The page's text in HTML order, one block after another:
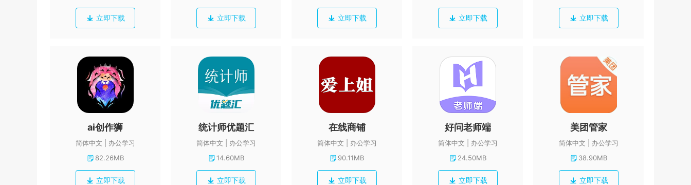
立即下载 立即下载 立即下载 立即下载 立即下载
ai创作狮
简体中文
办公学习
82.26MB
立即下载
统计师优题汇
简体中文
办公学习
14.60MB
立即下载
在线商铺
简体中文
办公学习
90.11MB
立即下载
好问老师端
简体中文
办公学习
24.50MB
立即下载
美团管家
简体中文
办公学习
38.90MB
立即下载